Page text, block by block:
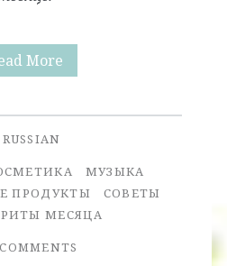
MoreФавориты
RUSSIAN
МУЗЫКА
ПРОДУКТЫ
СОВЕТЫ
МЕСЯЦА